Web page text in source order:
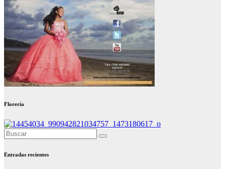
Florería
Entradas recientes